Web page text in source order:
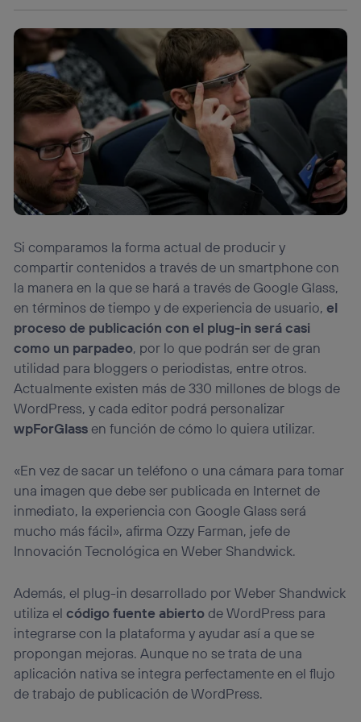
Si comparamos la forma actual de producir y
compartir contenidos a través de un smartphone con
la manera en la que se hará a través de Google Glass,
en términos de tiempo y de experiencia de usuario,el
proceso de publicación con el plug-in será casi
como un parpadeo, por lo que podrán ser de gran
utilidad para bloggers o periodistas, entre otros.
Actualmente existen más de 330 millones de blogs de
WordPress, y cada editor podrá personalizar
wpForGlassen función de cómo lo quiera utilizar.
«En vez de sacar un teléfono o una cámara para tomar
una imagen que debe ser publicada en Internet de
inmediato, la experiencia con Google Glass será
mucho más fácil», afirma Ozzy Farman, jefe de
Innovación Tecnológica en Weber Shandwick.
Además, el plug-in desarrollado por Weber Shandwick
utiliza elcódigo fuente abiertode WordPress para
integrarse con la plataforma y ayudar así a que se
propongan mejoras. Aunque no se trata de una
aplicación nativa se integra perfectamente en el flujo
de trabajo de publicación de WordPress.
identificador. Típicamente:
Si utilizas unaconexión de banda ancha(p. ej., Wi-Fi),
el marketing o análisis se realizará en función de las
actividades de navegación de los miembros del hogar
que hayan dado su consentimiento.
Si utilizasdatos móviles , el marketing será más
personalizado, ya que se basará únicamente en la
navegación del usuario del móvil.
Puedes gestionar los consentimientos Utiq seleccionando
“Administrar Utiq” en la parte inferior de esta página web o
visitando el
portal de privacidad de Utiq
(“consenthub”)
. Para más información, consulta
la política de privacidad de Utiq